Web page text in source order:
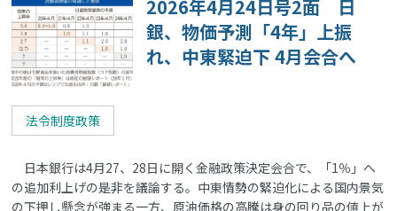
2026年4月24日号2面 日
銀、物価予測「4年」上振
れ、中東緊迫下 4月会合へ
法令制度政策
日本銀行は4月27、28日に開く金融政策決定会合で、「1％」へ
の追加利上げの是非を議論する。中東情勢の緊迫化による国内景気
の下押し懸念が強まる一方、原油価格の高騰は身の回り品の値上が